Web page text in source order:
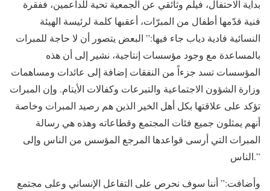
بداية الاحتفال، فيلم وثائقي عن الجمعية تحية للداعمين، ففقرة
فنية قدّمها أطفال من المبرّات، أعقبها كلمة لرئيسة الهيئة
النسائية فادية دياب جاء فيها:” البعض يتصور أن لا حاجة للمبرات
بالمساعدة مع وجود مؤسسات إنتاجية، نشير إلى أن هذه
المؤسسات تسد جزءاً من النفقات إضافة إلى عائدات ومساهمات
وزارة الشؤون الاجتماعية والتبرعات وكفالات الأيتام. وإن المبرات
تؤكد على علاقتها بكل أهل الخير الذين هم رصيد المبرات وخاصة
أنهم يمثلون جميع فئات المجتمع وقطاعاته وهذه هي رسالة
المبرات التي أرسى قواعدها المرجع المؤسس من الناس وإلى
الناس.”
وأضافت:” أننا سوف نحرص على التفاعل الإنساني وعلى مجتمع